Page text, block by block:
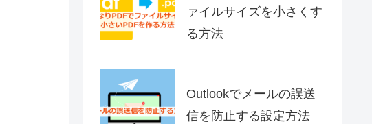
ァイルサイズを小さくす
る方法
Outlookでメールの誤送
信を防止する設定方法